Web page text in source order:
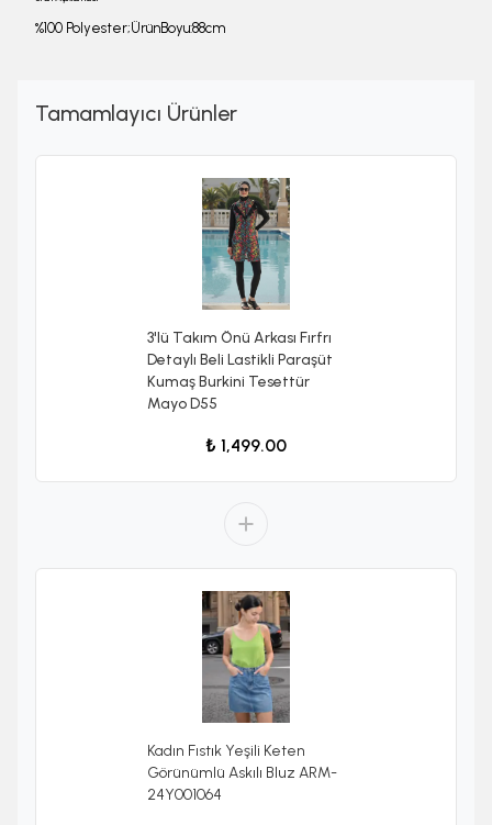
%100 Polyester;ÜrünBoyu:88cm
Tamamlayıcı Ürünler
3'lü Takım Önü Arkası Fırfrı
Detaylı Beli Lastikli Paraşüt
Kumaş Burkini Tesettür
Mayo D55
₺ 1,499.00
Kadın Fıstık Yeşili Keten
Görünümlü Askılı Bluz ARM-
24Y001064